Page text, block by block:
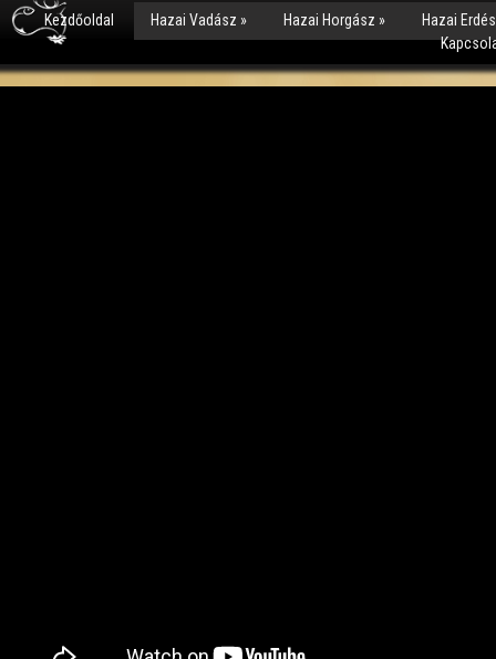
Kezdőoldal Hazai Vadász » Hazai Horgász »
Hazai